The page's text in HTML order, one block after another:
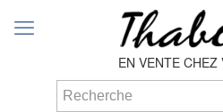
EN VENTE CHEZ